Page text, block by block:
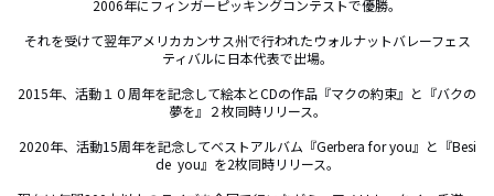
2006年にフィンガーピッキングコンテストで優勝。
それを受けて翌年アメリカカンサス州で行われたウォルナットバレーフェス
ティバルに日本代表で出場。
2015年、活動１０周年を記念して絵本とCDの作品『マクの約束』と『バクの
夢を』２枚同時リリース。
2020年、活動15周年を記念してベストアルバム『Gerbera for you』と『Besi
de  you』を2枚同時リリース。